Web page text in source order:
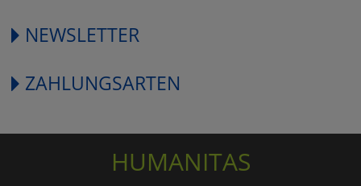
NEWSLETTER
ZAHLUNGSARTEN
HUMANITAS